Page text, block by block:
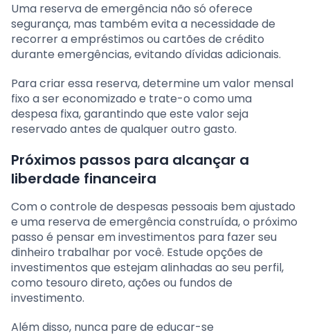
Uma reserva de emergência não só oferece
segurança, mas também evita a necessidade de
recorrer a empréstimos ou cartões de crédito
durante emergências, evitando dívidas adicionais.
Para criar essa reserva, determine um valor mensal
fixo a ser economizado e trate-o como uma
despesa fixa, garantindo que este valor seja
reservado antes de qualquer outro gasto.
Próximos passos para alcançar a
liberdade financeira
Com o controle de despesas pessoais bem ajustado
e uma reserva de emergência construída, o próximo
passo é pensar em investimentos para fazer seu
dinheiro trabalhar por você. Estude opções de
investimentos que estejam alinhadas ao seu perfil,
como tesouro direto, ações ou fundos de
investimento.
Além disso, nunca pare de educar-se